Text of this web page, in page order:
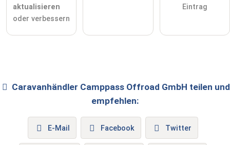
aktualisieren
oder verbessern
Eintrag
Caravanhändler Camppass Offroad GmbH teilen und
empfehlen:
E-Mail Facebook Twitter